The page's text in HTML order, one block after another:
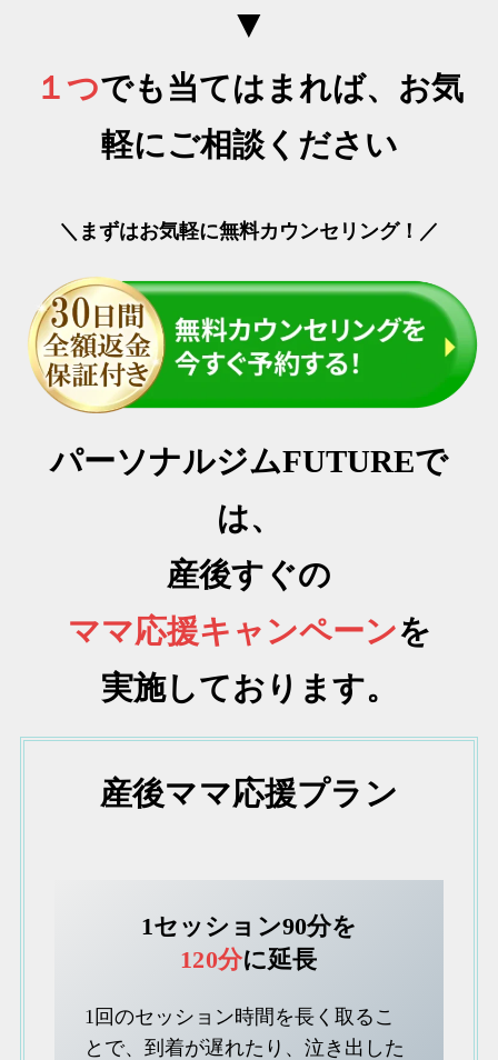
▼
１つでも当てはまれば、お気
軽にご相談ください
＼まずはお気軽に無料カウンセリング！／
パーソナルジムFUTUREで
は、
産後すぐの
ママ応援キャンペーンを
実施しております。
産後ママ応援プラン
1セッション90分を
120分に延長
1回のセッション時間を長く取るこ
とで、到着が遅れたり、泣き出した